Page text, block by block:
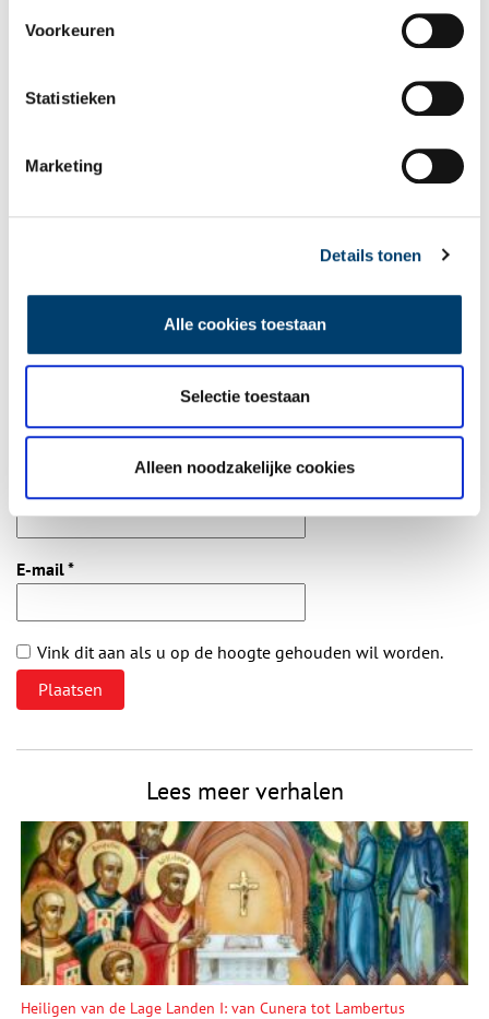
Voorkeuren
Statistieken
Marketing
Details tonen
Alle cookies toestaan
Selectie toestaan
Alleen noodzakelijke cookies
Wilt u op de hoogte blijven van de mooiste verhalen en het
laatste erfgoednieuws? Schrijf u dan nu in voor onze
Bij inschrijving gaat u akkoord met ons
Vul deze informatie aan of geef een reactie.
Vereiste velden zijn gemarkeerd met *. Het e-mailadres wordt niet
E-mail*
Vink dit aan als u op de hoogte gehouden wil worden.
Lees meer verhalen
Heiligen van de Lage Landen I: van Cunera tot Lambertus